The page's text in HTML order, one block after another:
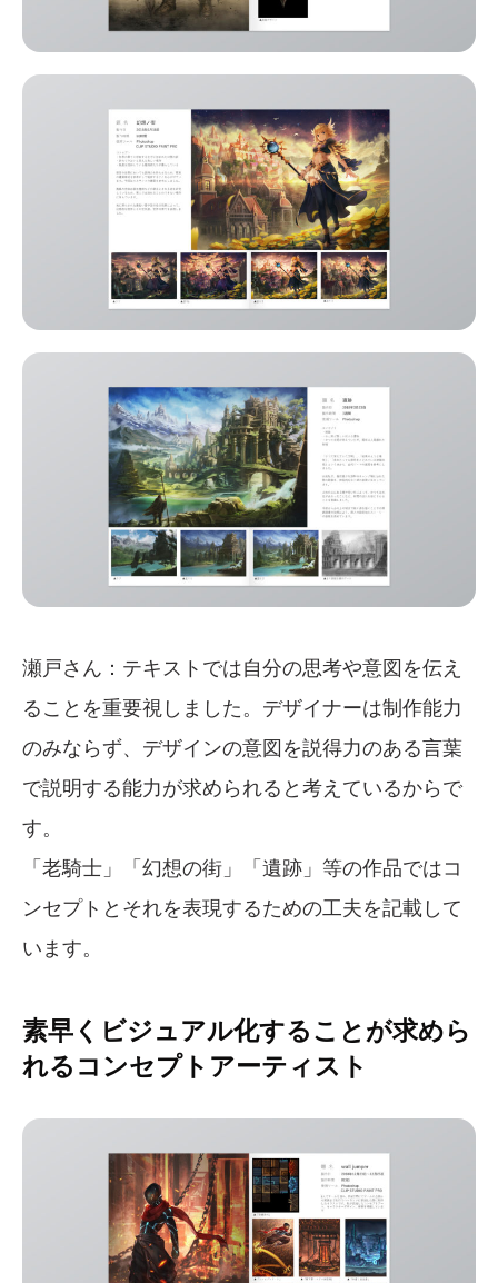
瀬戸さん：テキストでは自分の思考や意図を伝え
ることを重要視しました。デザイナーは制作能力
のみならず、デザインの意図を説得力のある言葉
で説明する能力が求められると考えているからで
す。
「老騎士」「幻想の街」「遺跡」等の作品ではコ
ンセプトとそれを表現するための工夫を記載して
います。
素早くビジュアル化することが求めら
れるコンセプトアーティスト